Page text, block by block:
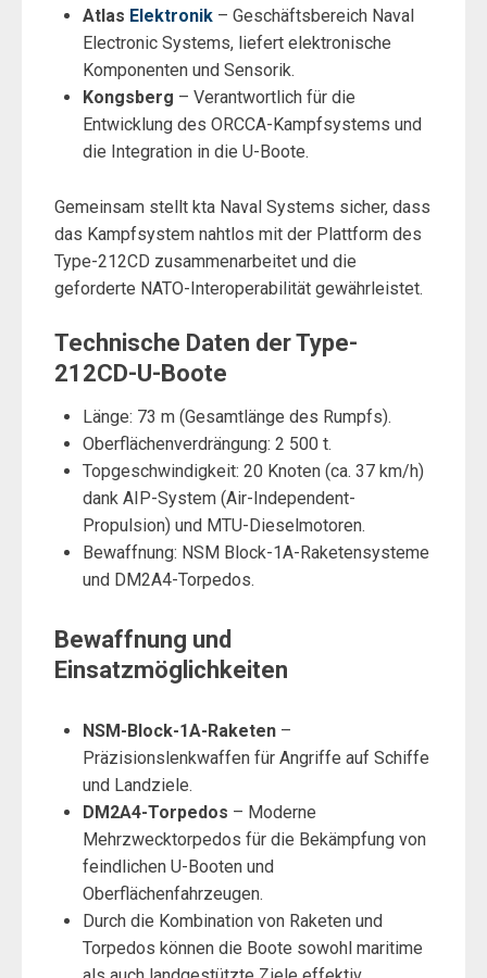
Atlas Elektronik– Geschäftsbereich Naval
Electronic Systems, liefert elektronische
Komponenten und Sensorik.
Kongsberg – Verantwortlich für die
Entwicklung des ORCCA-Kampfsystems und
die Integration in die U-Boote.
Gemeinsam stellt kta Naval Systems sicher, dass
das Kampfsystem nahtlos mit der Plattform des
Type-212CD zusammenarbeitet und die
geforderte NATO-Interoperabilität gewährleistet.
Technische Daten der Type-
212CD-U-Boote
Länge: 73 m (Gesamtlänge des Rumpfs).
Oberflächenverdrängung: 2 500 t.
Topgeschwindigkeit: 20 Knoten (ca. 37 km/h)
dank AIP-System (Air-Independent-
Propulsion) und MTU-Dieselmotoren.
Bewaffnung: NSM Block-1A-Raketensysteme
und DM2A4-Torpedos.
Bewaffnung und
Einsatzmöglichkeiten
NSM-Block-1A-Raketen–
Präzisionslenkwaffen für Angriffe auf Schiffe
und Landziele.
DM2A4-Torpedos – Moderne
Mehrzwecktorpedos für die Bekämpfung von
feindlichen U-Booten und
Oberflächenfahrzeugen.
Durch die Kombination von Raketen und
Torpedos können die Boote sowohl maritime